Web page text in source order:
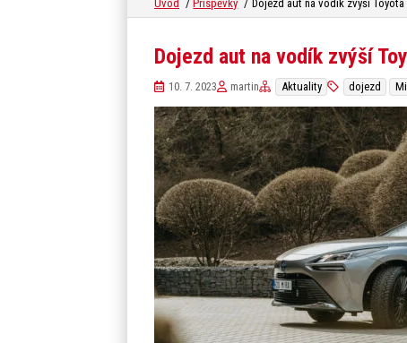
Úvod Příspěvky Dojezd aut na vodík zvýší
Dojezd aut na vodík zvýší
10. 7. 2023 martin Aktuality dojezd